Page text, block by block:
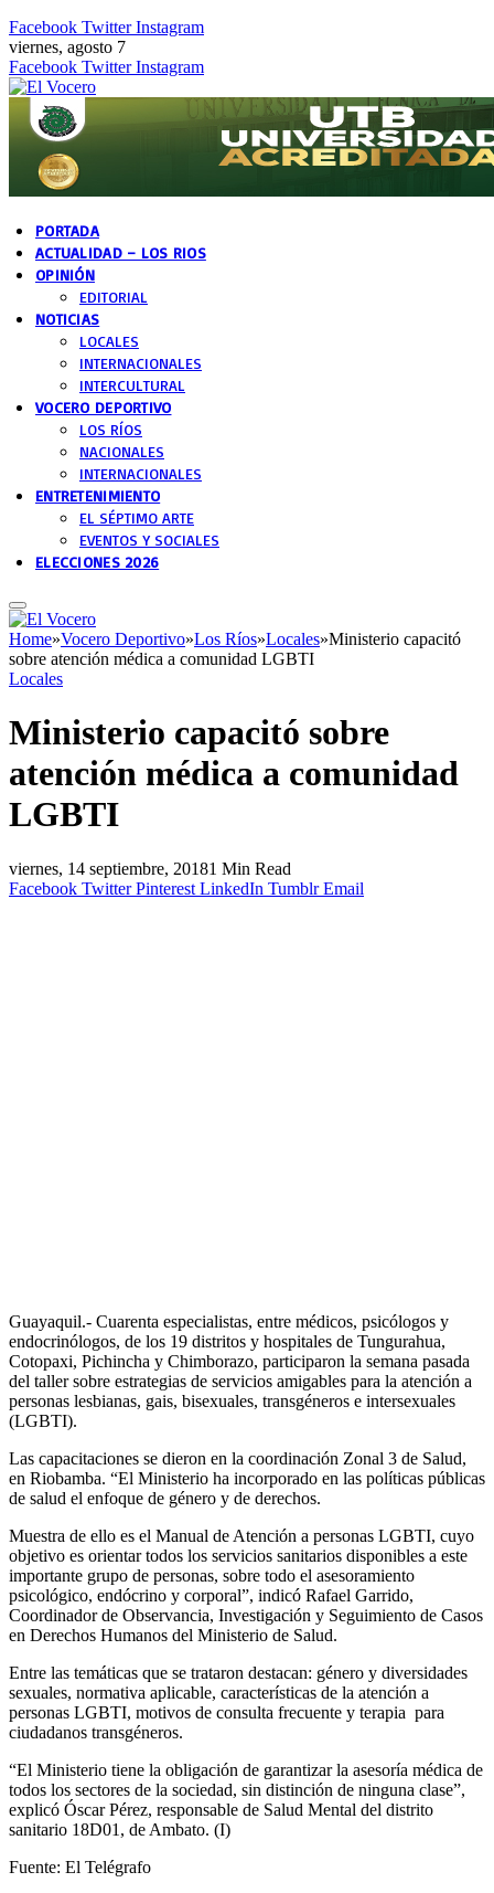
Facebook Twitter Instagram
viernes, agosto 7
Facebook Twitter Instagram
PORTADA
ACTUALIDAD – LOS RIOS
OPINIÓN
EDITORIAL
NOTICIAS
LOCALES
INTERNACIONALES
INTERCULTURAL
VOCERO DEPORTIVO
LOS RÍOS
NACIONALES
INTERNACIONALES
ENTRETENIMIENTO
EL SÉPTIMO ARTE
EVENTOS Y SOCIALES
ELECCIONES 2026
Home»Vocero Deportivo»Los Ríos»Locales»Ministerio capacitó
sobre atención médica a comunidad LGBTI
Locales
Ministerio capacitó sobre
atención médica a comunidad
LGBTI
viernes, 14 septiembre, 20181 Min Read
Facebook Twitter Pinterest LinkedIn Tumblr Email
Guayaquil.- Cuarenta especialistas, entre médicos, psicólogos y
endocrinólogos, de los 19 distritos y hospitales de Tungurahua,
Cotopaxi, Pichincha y Chimborazo, participaron la semana pasada
del taller sobre estrategias de servicios amigables para la atención a
personas lesbianas, gais, bisexuales, transgéneros e intersexuales
(LGBTI).
Las capacitaciones se dieron en la coordinación Zonal 3 de Salud,
en Riobamba. “El Ministerio ha incorporado en las políticas públicas
de salud el enfoque de género y de derechos.
Muestra de ello es el Manual de Atención a personas LGBTI, cuyo
objetivo es orientar todos los servicios sanitarios disponibles a este
importante grupo de personas, sobre todo el asesoramiento
psicológico, endócrino y corporal”, indicó Rafael Garrido,
Coordinador de Observancia, Investigación y Seguimiento de Casos
en Derechos Humanos del Ministerio de Salud.
Entre las temáticas que se trataron destacan: género y diversidades
sexuales, normativa aplicable, características de la atención a
personas LGBTI, motivos de consulta frecuente y terapia para
ciudadanos transgéneros.
“El Ministerio tiene la obligación de garantizar la asesoría médica de
todos los sectores de la sociedad, sin distinción de ninguna clase”,
explicó Óscar Pérez, responsable de Salud Mental del distrito
sanitario 18D01, de Ambato. (I)
Fuente: El Telégrafo